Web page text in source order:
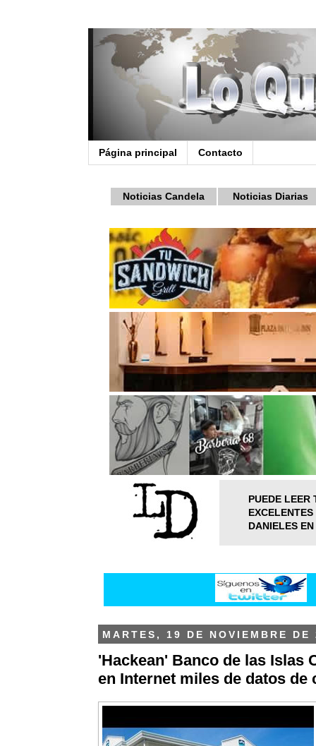
Página principal Contacto
Noticias Candela Noticias Diarias
PUEDE LEER
DANIELES
MARTES, 19 DE NOVIEMBRE DE
'Hackean' Banco de las Islas
en Internet miles de datos de